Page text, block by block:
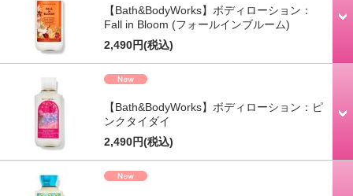
【Bath&BodyWorks】ボディローション：
Fall in Bloom (フォールインブルーム)
2,490円(税込)
【Bath&BodyWorks】ボディローション：ピ
ンクタイダイ
2,490円(税込)